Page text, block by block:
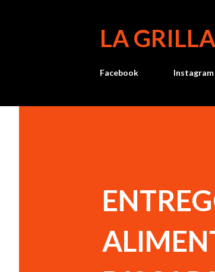
LA GRILLA
Facebook Instagram